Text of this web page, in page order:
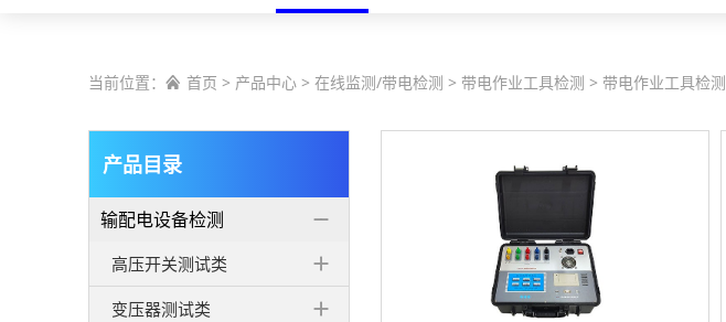
当前位置：  首页 > 产品中心 > 在线监测/带电检测 > 带电作业工具检测 > 带电作业工具检测
产品目录
输配电设备检测
高压开关测试类
变压器测试类